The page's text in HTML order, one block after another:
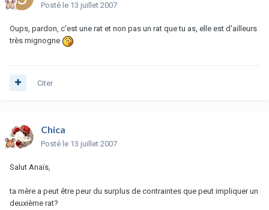
Posté le 13 juillet 2007
Oups, pardon, c'est une rat et non pas un rat que tu as, elle est d'ailleurs
très mignogne
Citer
Chica
Posté le 13 juillet 2007
Salut Anaïs,
ta mère a peut être peur du surplus de contraintes que peut impliquer un
deuxième rat?